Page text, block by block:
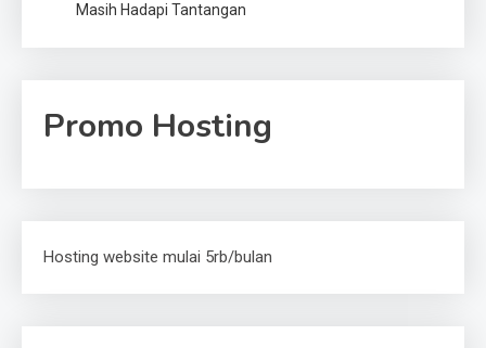
Masih Hadapi Tantangan
Promo Hosting
Hosting website mulai 5rb/bulan